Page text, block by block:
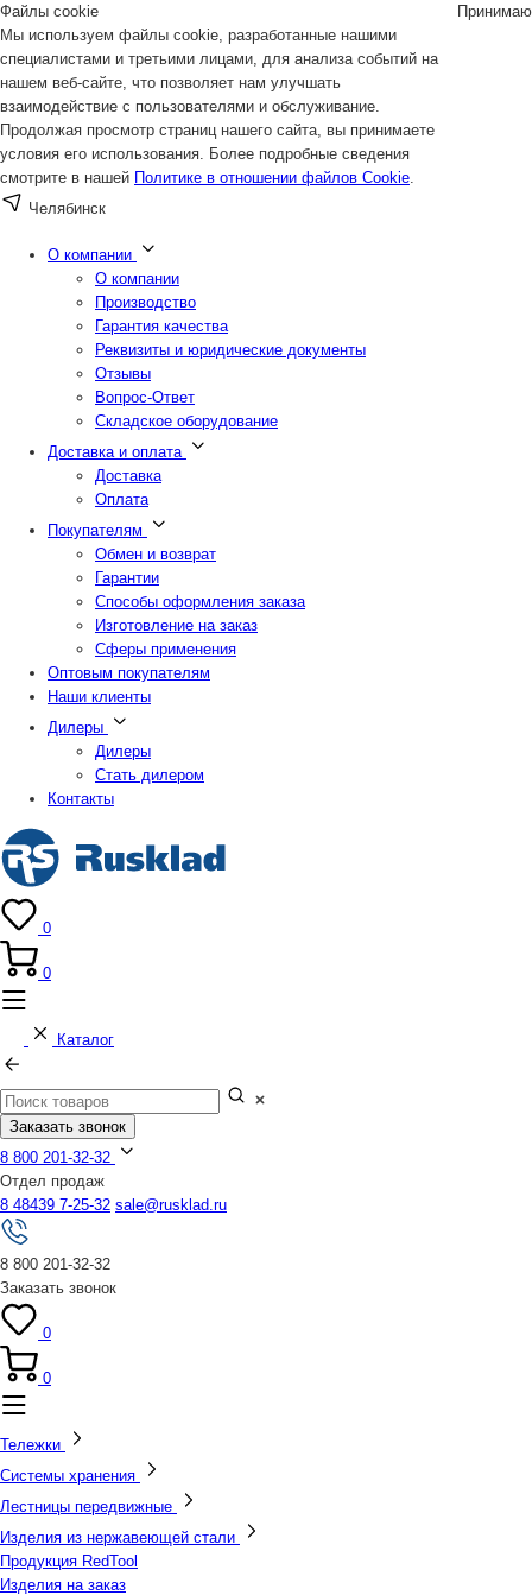
Файлы cookie
Мы используем файлы cookie, разработанные нашими
специалистами и третьими лицами, для анализа событий на
нашем веб-сайте, что позволяет нам улучшать
взаимодействие с пользователями и обслуживание.
Продолжая просмотр страниц нашего сайта, вы принимаете
условия его использования. Более подробные сведения
смотрите в нашей Политике в отношении файлов Cookie.
Принимаю
Челябинск
О компании
О компании
Производство
Гарантия качества
Реквизиты и юридические документы
Отзывы
Вопрос-Ответ
Складское оборудование
Доставка и оплата
Доставка
Оплата
Покупателям
Обмен и возврат
Гарантии
Способы оформления заказа
Изготовление на заказ
Сферы применения
Оптовым покупателям
Наши клиенты
Дилеры
Дилеры
Стать дилером
Контакты
0
0
Каталог
Заказать звонок
8 800 201-32-32
Отдел продаж
8 48439 7-25-32 sale@rusklad.ru
8 800 201-32-32
Заказать звонок
0
0
Тележки
Системы хранения
Лестницы передвижные
Изделия из нержавеющей стали
Продукция RedTool
Изделия на заказ